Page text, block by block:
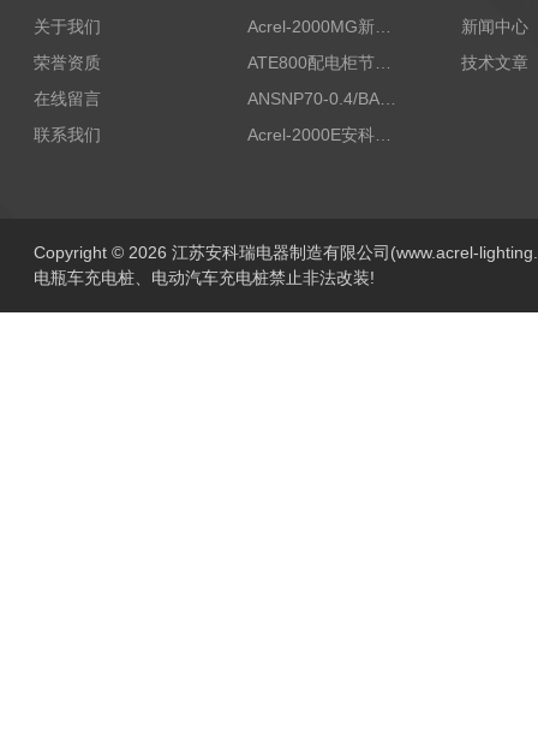
关于我们
荣誉资质
在线留言
联系我们
Acrel-2000MG新能源消纳安科瑞微电网能量管理系统
ATE800配电柜节点无线测温/表带捆绑/无源感应取电
ANSNP70-0.4/BANSNP中线安防保护器 治理三相不平衡
Acrel-2000E安科瑞Acrel配电室综合监控系统
新闻中心
技术文章
Copyright © 2026 江苏安科瑞电器制造有限公司(www.acrel-
电瓶车充电桩、电动汽车充电桩禁止非法改装!